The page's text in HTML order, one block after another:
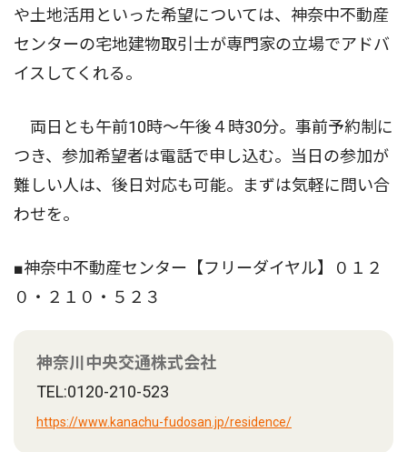
や土地活用といった希望については、神奈中不動産
センターの宅地建物取引士が専門家の立場でアドバ
イスしてくれる。
両日とも午前10時〜午後４時30分。事前予約制に
つき、参加希望者は電話で申し込む。当日の参加が
難しい人は、後日対応も可能。まずは気軽に問い合
わせを。
■神奈中不動産センター【フリーダイヤル】０１２
０・２１０・５２３
神奈川中央交通株式会社
TEL:0120-210-523
https://www.kanachu-fudosan.jp/residence/